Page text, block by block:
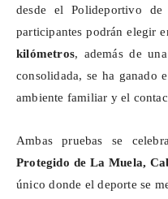
desde el Polideportivo
participantes podrán elegir
kilómetros, además de
consolidada, se ha ganado
ambiente familiar y el
Ambas pruebas se
Protegido de La Muela,
único donde el deporte se